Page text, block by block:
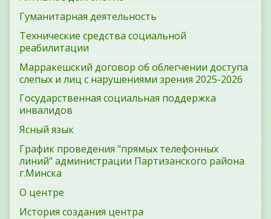
Гуманитарная деятельность
Технические средства социальной
реабилитации
Марракешский договор об облегчении доступа
слепых и лиц с нарушениями зрения 2025-2026
Государственная социальная поддержка
инвалидов
Ясный язык
График проведения "прямых телефонных
линий" администрации Партизанского района
г.Минска
О центре
История создания центра